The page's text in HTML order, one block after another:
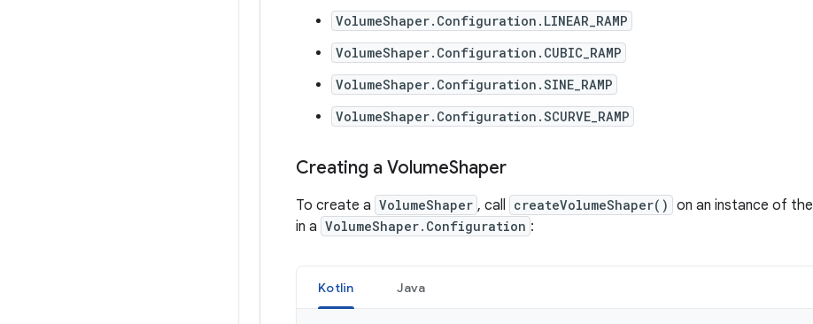
VolumeShaper. Configuration . LINEAR_RAMP
VolumeShaper. Configuration . CUBIC_RAMP
VolumeShaper. Configuration .SINE_RAMP
VolumeShaper. Configuration .SCURVE_RAMP
Creating a VolumeShaper
To create a VolumeShaper , call createVolumeShaper() on an instance of the
in a VolumeShaper. Configuration :
Kotlin Java